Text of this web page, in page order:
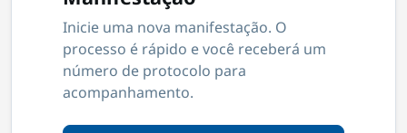
Inicie uma nova manifestação. O
processo é rápido e você receberá um
número de protocolo para
acompanhamento.